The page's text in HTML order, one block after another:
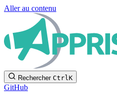
Aller au contenu
Rechercher CtrlK
GitHub